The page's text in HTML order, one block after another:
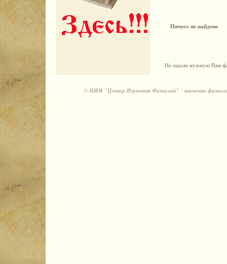
Ничего не найдено
Не нашли нужную Вам
© НИИ "Центр Изучения Фамилий" - значение